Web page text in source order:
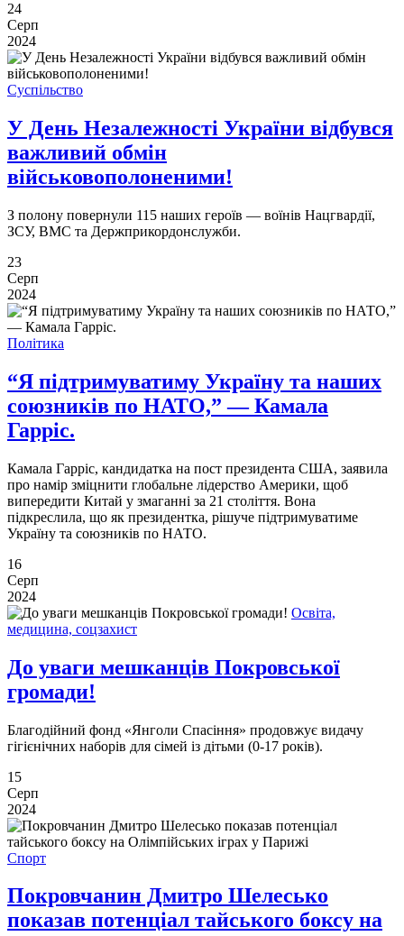
24
Серп
2024
Суспільство
У День Незалежності України відбувся
важливий обмін
військовополоненими!
З полону повернули 115 наших героїв — воїнів Нацгвардії,
ЗСУ, ВМС та Держприкордонслужби.
23
Серп
2024
Політика
“Я підтримуватиму Україну та наших
союзників по НАТО,” — Камала
Гарріс.
Камала Гарріс, кандидатка на пост президента США, заявила
про намір зміцнити глобальне лідерство Америки, щоб
випередити Китай у змаганні за 21 століття. Вона
підкреслила, що як президентка, рішуче підтримуватиме
Україну та союзників по НАТО.
16
Серп
2024
Освіта,
медицина, соцзахист
До уваги мешканців Покровської
громади!
Благодійний фонд «Янголи Спасіння» продовжує видачу
гігієнічних наборів для сімей із дітьми (0-17 років).
15
Серп
2024
Спорт
Покровчанин Дмитро Шелесько
показав потенціал тайського боксу на